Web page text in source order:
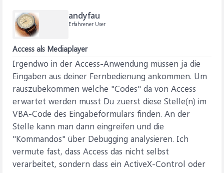
andyfau
Erfahrener User
Access als Mediaplayer
Irgendwo in der Access-Anwendung müssen ja die
Eingaben aus deiner Fernbedienung ankommen. Um
rauszubekommen welche "Codes" da von Access
erwartet werden musst Du zuerst diese Stelle(n) im
VBA-Code des Eingabeformulars finden. An der
Stelle kann man dann eingreifen und die
"Kommandos" über Debugging analysieren. Ich
vermute fast, dass Access das nicht selbst
verarbeitet, sondern dass ein ActiveX-Control oder